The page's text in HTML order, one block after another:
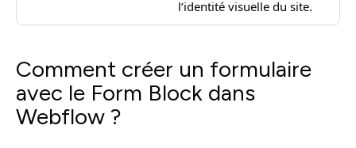
l’identité visuelle du site.
Comment créer un formulaire
avec le Form Block dans
Webflow ?